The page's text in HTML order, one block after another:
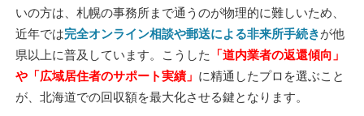
いの方は、札幌の事務所まで通うのが物理的に難しいため、
近年では完全オンライン相談や郵送による非来所手続きが他
県以上に普及しています。こうした
「道内業者の返還傾向」
や「広域居住者のサポート実績」 に精通したプロを選ぶこと
が、北海道での回収額を最大化させる鍵となります。